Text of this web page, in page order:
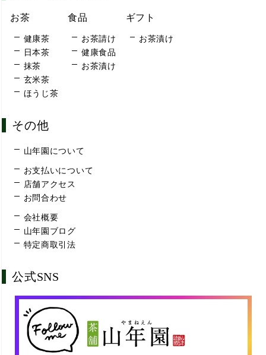
お茶
健康茶
日本茶
抹茶
玄米茶
ほうじ茶
食品
お茶請け
健康食品
お茶漬け
ギフト
お茶漬け
その他
山年園について
お支払いについて
店舗アクセス
お問合わせ
会社概要
山年園ブログ
特定商取引法
公式SNS